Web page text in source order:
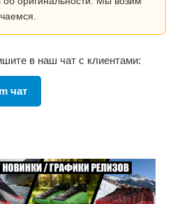
в наш чат с клиентами:
чат